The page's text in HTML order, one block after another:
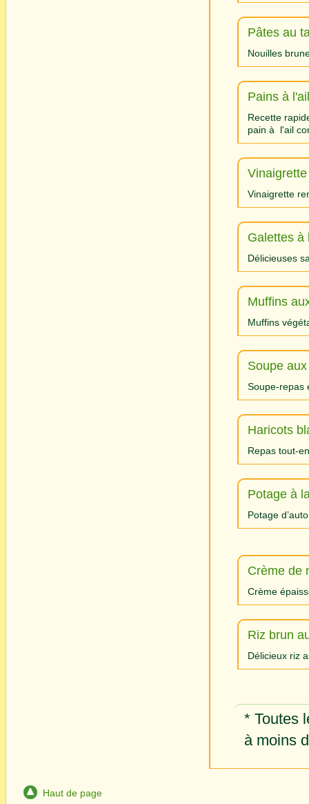
Pâtes au
Nouilles
Pains à
Recette
pain à l'ail
Vinaigrette
Galettes à
Délicieuses
Muffins
Muffins
Soupe
Soupe-repas
Haricots
Repas tout-
Potage à
Potage
Crème de
Crème
Riz brun
Délicieux riz
* Toutes
à moins
Haut de page